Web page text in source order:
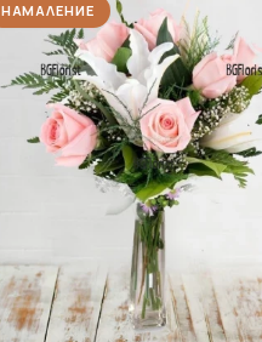
НАМАЛЕНИЕ